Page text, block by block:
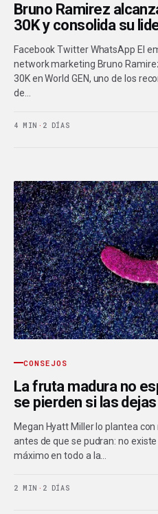
Bruno Ramirez
30K y consolida su
Facebook Twitter WhatsApp El
network marketing Bruno
30K en World GEN, uno de los
de…
4 MIN · 2 DÍAS
CONSEJOS
La fruta madura no
se pierden si las
Megan Hyatt Miller lo plantea
antes de que se pudran: no
máximo en todo a la…
2 MIN · 2 DÍAS